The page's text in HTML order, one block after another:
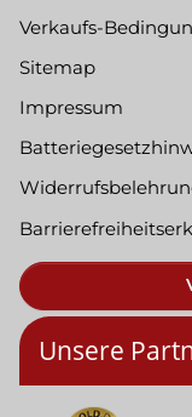
Verkaufs-
Sitemap
Impressum
Unsere